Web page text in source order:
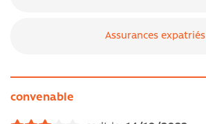
Assurances expatriés
convenable